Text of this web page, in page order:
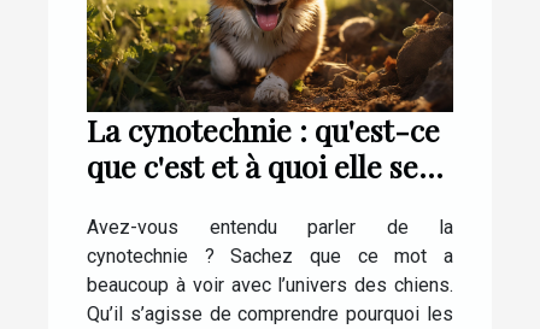
La cynotechnie : qu'est-ce
que c'est et à quoi elle sert
Avez-vous entendu parler de la
cynotechnie ? Sachez que ce mot a
beaucoup à voir avec l’univers des chiens.
Qu’il s’agisse de comprendre pourquoi les